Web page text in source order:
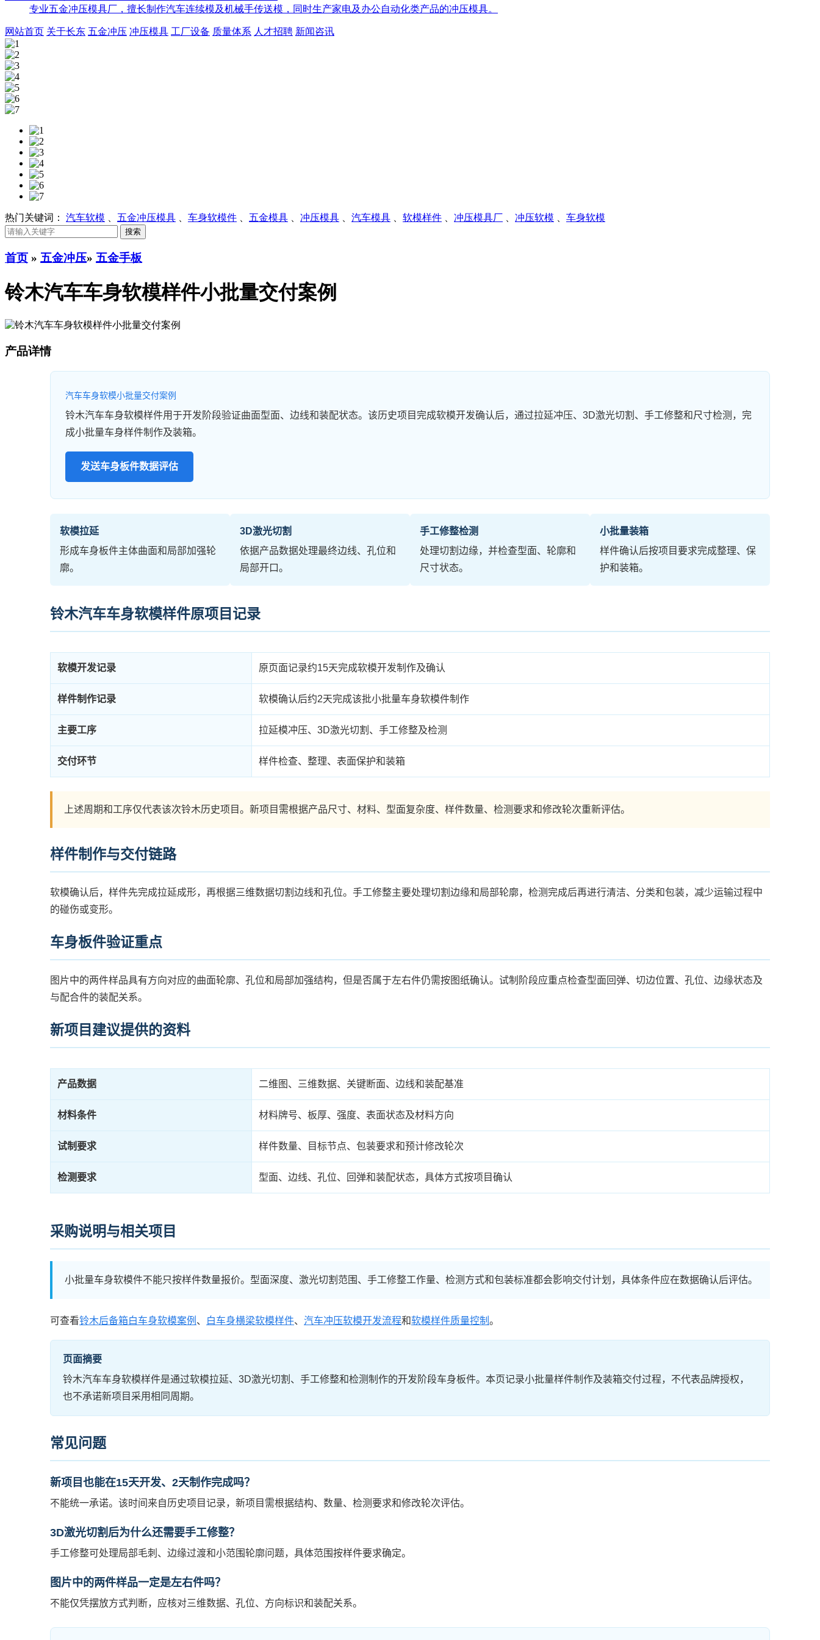
专业五金冲压模具厂，擅长制作汽车连续模及机械手传送模，同时生产家电及办公自动化类产品的冲压模具。
网站首页 关于长东 五金冲压 冲压模具 工厂设备 质量体系 人才招聘 新闻咨讯
热门关键词： 汽车软模 五金冲压模具 车身软模件 五金模具 冲压模具 汽车模具 软模样件 冲压模具厂 冲压软模 车身软模
首页 » 五金冲压» 五金手板
铃木汽车车身软模样件小批量交付案例
产品详情
汽车车身软模小批量交付案例
铃木汽车车身软模样件用于开发阶段验证曲面型面、边线和装配状态。该历史项目完成软模开发确认后，通过拉延冲压、3D激光切割、手工修整和尺寸检测，完
成小批量车身样件制作及装箱。
发送车身板件数据评估
软模拉延
形成车身板件主体曲面和局部加强轮
廓。
3D激光切割
依据产品数据处理最终边线、孔位和
局部开口。
手工修整检测
处理切割边缘，并检查型面、轮廓和
尺寸状态。
小批量装箱
样件确认后按项目要求完成整理、保
护和装箱。
铃木汽车车身软模样件原项目记录
软模开发记录 原页面记录约15天完成软模开发制作及确认
样件制作记录 软模确认后约2天完成该批小批量车身软模件制作
主要工序 拉延模冲压、3D激光切割、手工修整及检测
交付环节 样件检查、整理、表面保护和装箱
上述周期和工序仅代表该次铃木历史项目。新项目需根据产品尺寸、材料、型面复杂度、样件数量、检测要求和修改轮次重新评估。
样件制作与交付链路
软模确认后，样件先完成拉延成形，再根据三维数据切割边线和孔位。手工修整主要处理切割边缘和局部轮廓，检测完成后再进行清洁、分类和包装，减少运输过程中
的碰伤或变形。
车身板件验证重点
图片中的两件样品具有方向对应的曲面轮廓、孔位和局部加强结构，但是否属于左右件仍需按图纸确认。试制阶段应重点检查型面回弹、切边位置、孔位、边缘状态及
与配合件的装配关系。
新项目建议提供的资料
产品数据 二维图、三维数据、关键断面、边线和装配基准
材料条件 材料牌号、板厚、强度、表面状态及材料方向
试制要求 样件数量、目标节点、包装要求和预计修改轮次
检测要求 型面、边线、孔位、回弹和装配状态，具体方式按项目确认
采购说明与相关项目
小批量车身软模件不能只按样件数量报价。型面深度、激光切割范围、手工修整工作量、检测方式和包装标准都会影响交付计划，具体条件应在数据确认后评估。
可查看铃木后备箱白车身软模案例 、 白车身横梁软模样件、 汽车冲压软模开发流程和软模样件质量控制 。
页面摘要
铃木汽车车身软模样件是通过软模拉延、3D激光切割、手工修整和检测制作的开发阶段车身板件。本页记录小批量样件制作及装箱交付过程，不代表品牌授权，
也不承诺新项目采用相同周期。
常见问题
新项目也能在15天开发、2天制作完成吗？
不能统一承诺。该时间来自历史项目记录，新项目需根据结构、数量、检测要求和修改轮次评估。
3D激光切割后为什么还需要手工修整？
手工修整可处理局部毛刺、边缘过渡和小范围轮廓问题，具体范围按样件要求确定。
图片中的两件样品一定是左右件吗？
不能仅凭摆放方式判断，应核对三维数据、孔位、方向标识和装配关系。